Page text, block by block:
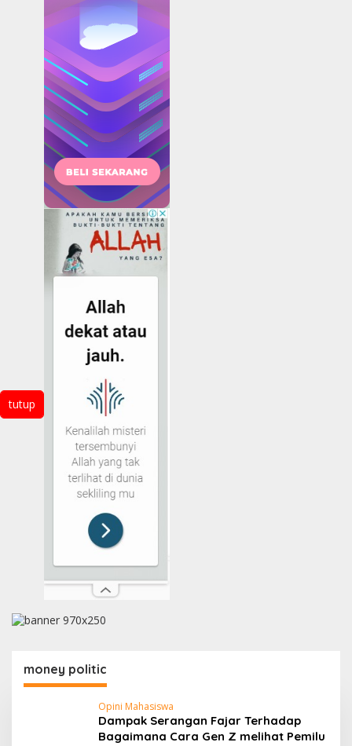
tutup
money politic
Opini Mahasiswa
Dampak Serangan Fajar Terhadap
Bagaimana Cara Gen Z melihat Pemilu